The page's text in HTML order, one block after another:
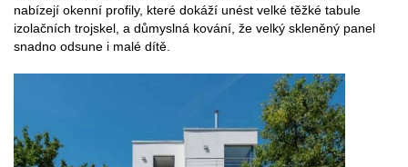
nabízejí okenní profily, které dokáží unést velké těžké tabule
izolačních trojskel, a důmyslná kování, že velký skleněný panel
snadno odsune i malé dítě.